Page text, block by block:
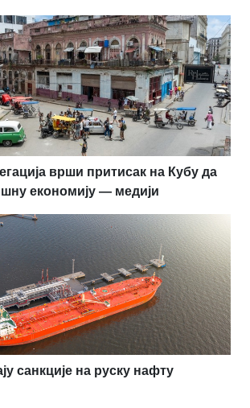
врши притисак на Кубу да
економију — медији
санкције на руску нафту